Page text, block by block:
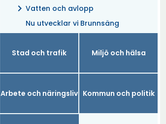
chevron_right Vatten och avlopp
Nu utvecklar vi Brunnsäng
Stad och trafik Miljö och hälsa
Arbete och näringsliv Kommun och politik